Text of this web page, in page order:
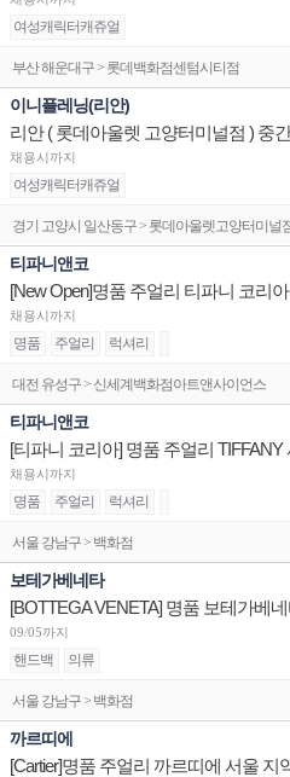
여성캐릭터캐쥬얼
부산 해운대구 > 롯데백화점센텀시티점
이니플레닝(리안)
리안 ( 롯데아울렛 고양터미널점 ) 중
채용시까지
여성캐릭터캐쥬얼
경기 고양시 일산동구 > 롯데아울렛고양터미널
티파니앤코
채용시까지
명품 주얼리 럭셔리
대전 유성구 > 신세계백화점아트앤사이언스
티파니앤코
채용시까지
명품 주얼리 럭셔리
서울 강남구 > 백화점
보테가베네타
09/05까지
핸드백 의류
서울 강남구 > 백화점
까르띠에